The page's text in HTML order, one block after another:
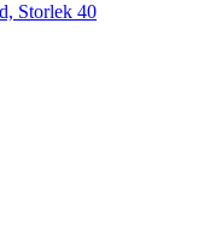
Storlek 40